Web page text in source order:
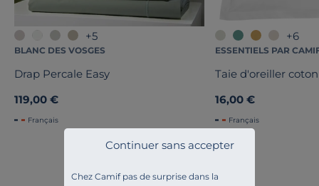
Chez Camif pas de surprise dans la
Continuer sans accepter
+5
BLANC DES VOSGES
Drap Percale Easy
119,00 €
Français
+6
ESSENTIELS PAR
Taie d'oreiller
16,00 €
Français